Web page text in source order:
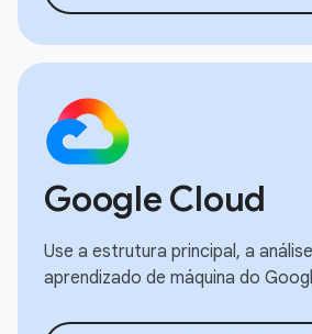
Google Cloud
Use a estrutura principal, a
aprendizado de máquina do